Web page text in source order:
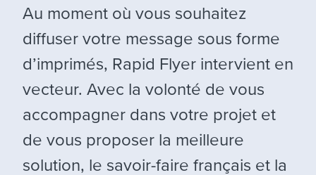
Au moment où vous souhaitez
diffuser votre message sous forme
d’imprimés, Rapid Flyer intervient en
vecteur. Avec la volonté de vous
accompagner dans votre projet et
de vous proposer la meilleure
solution, le savoir-faire français et la